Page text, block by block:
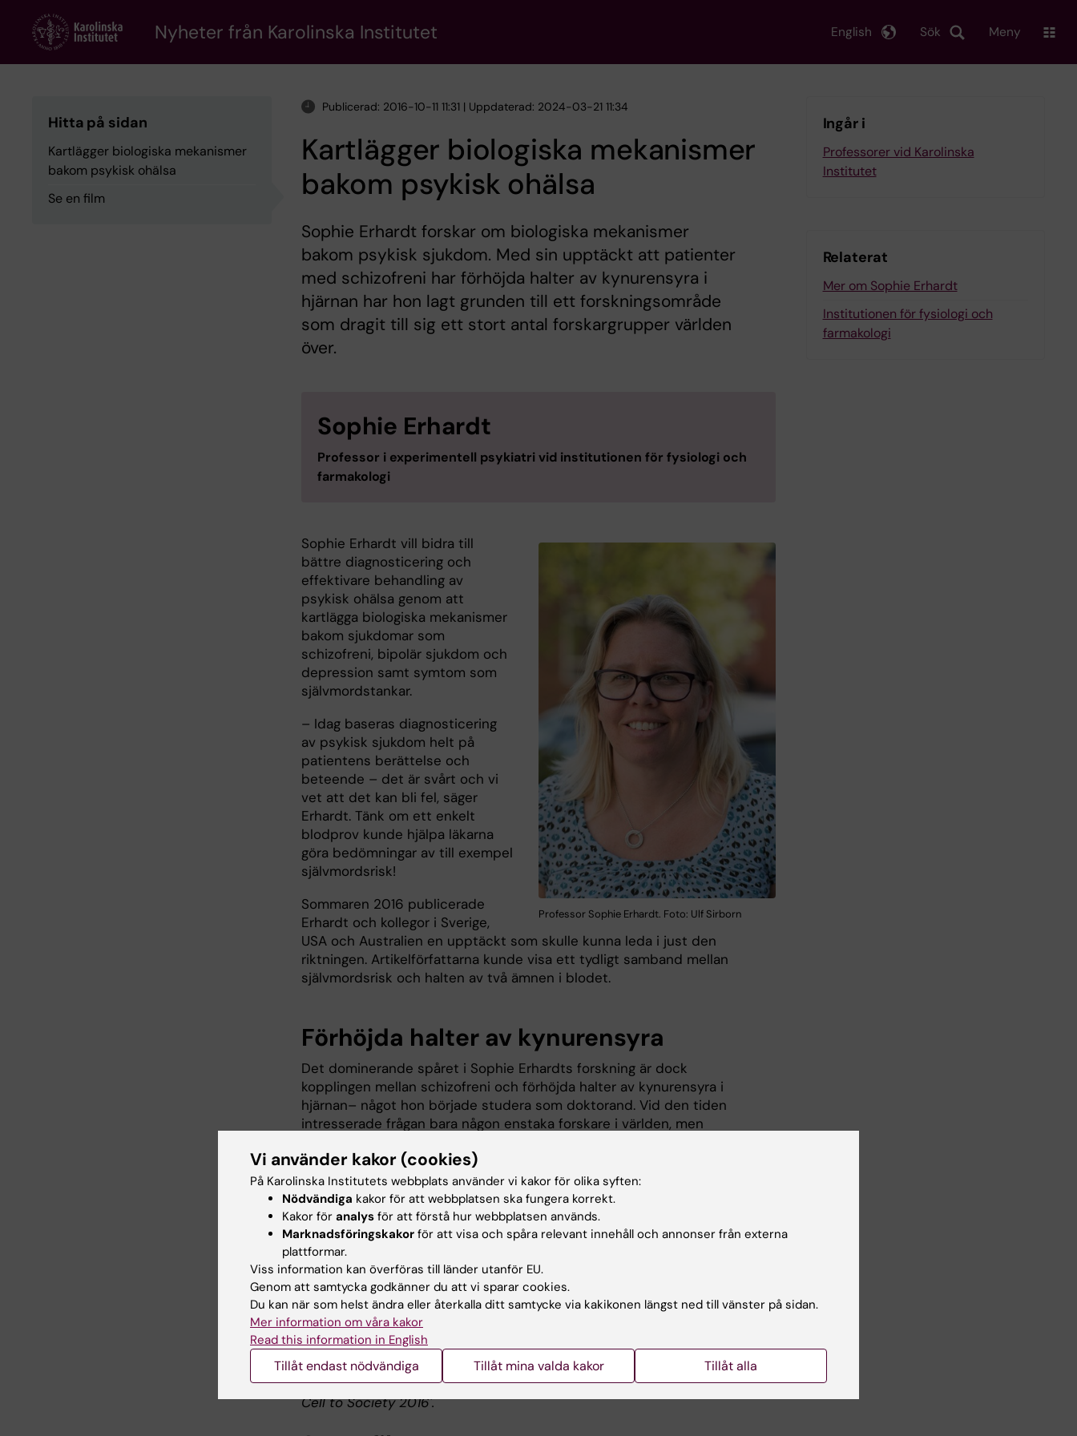
content
Nyheter från Karolinska Institutet Sök
English Meny
Hitta på sidan
Kartlägger biologiska mekanismer
bakom psykisk ohälsa
Se en film
Publicerad: 2016-10-11 11:31 | Uppdaterad: 2024-03-21 11:34
Kartlägger biologiska mekanismer
bakom psykisk ohälsa
Sophie Erhardt forskar om biologiska mekanismer
bakom psykisk sjukdom. Med sin upptäckt att patienter
med schizofreni har förhöjda halter av kynurensyra i
hjärnan har hon lagt grunden till ett forskningsområde
som dragit till sig ett stort antal forskargrupper världen
över.
Sophie Erhardt
Professor i experimentell psykiatri vid institutionen för fysiologi och
farmakologi
Professor Sophie Erhardt. Foto: Ulf Sirborn
Sophie Erhardt vill bidra till
bättre diagnosticering och
effektivare behandling av
psykisk ohälsa genom att
kartlägga biologiska mekanismer
bakom sjukdomar som
schizofreni, bipolär sjukdom och
depression samt symtom som
självmordstankar.
– Idag baseras diagnosticering
av psykisk sjukdom helt på
patientens berättelse och
beteende – det är svårt och vi
vet att det kan bli fel, säger
Erhardt. Tänk om ett enkelt
blodprov kunde hjälpa läkarna
göra bedömningar av till exempel
självmordsrisk!
Sommaren 2016 publicerade
Erhardt och kollegor i Sverige,
USA och Australien en upptäckt som skulle kunna leda i just den
riktningen. Artikelförfattarna kunde visa ett tydligt samband mellan
självmordsrisk och halten av två ämnen i blodet.
Förhöjda halter av kynurensyra
Det dominerande spåret i Sophie Erhardts forskning är dock
kopplingen mellan schizofreni och förhöjda halter av kynurensyra i
hjärnan– något hon började studera som doktorand. Vid den tiden
intresserade frågan bara någon enstaka forskare i världen, men
angelägenhet för ett stort antal forskargrupper världen över.
– Vår och andras forskning har nu visat att det verkligen ser ut som
ett orsakssamband, och läkemedelsbolag har fått upp ögonen för
området, säger hon. Nu finns hämmare av syntesen av kynurensyra
som ger lovande resultat i djurstudier.
Själv går Sophie Erhardt vidare med att bland annat söka de
bakomliggande orsakerna till de förhöjda kynurensyrahalterna.
– Vi har hittat väldigt spännande kopplingar till immunologisk
aktivering, säger hon.
Text: Anders Nilsson, först publicerad på engelska i skriften 'From
Cell to Society 2016'.
Ingår i
Professorer vid Karolinska
Institutet
Relaterat
Mer om Sophie Erhardt
Institutionen för fysiologi och
farmakologi
Vi använder kakor (cookies)
På Karolinska Institutets webbplats använder vi kakor för olika syften:
Nödvändiga kakor för att webbplatsen ska fungera korrekt.
Kakor för analys för att förstå hur webbplatsen används.
Marknadsföringskakor för att visa och spåra relevant innehåll och annonser från externa
plattformar.
Viss information kan överföras till länder utanför EU.
Genom att samtycka godkänner du att vi sparar cookies.
Du kan när som helst ändra eller återkalla ditt samtycke via kakikonen längst ned till vänster på sidan.
Mer information om våra kakor
Read this information in English
Tillåt endast nödvändiga Tillåt mina valda kakor Tillåt alla